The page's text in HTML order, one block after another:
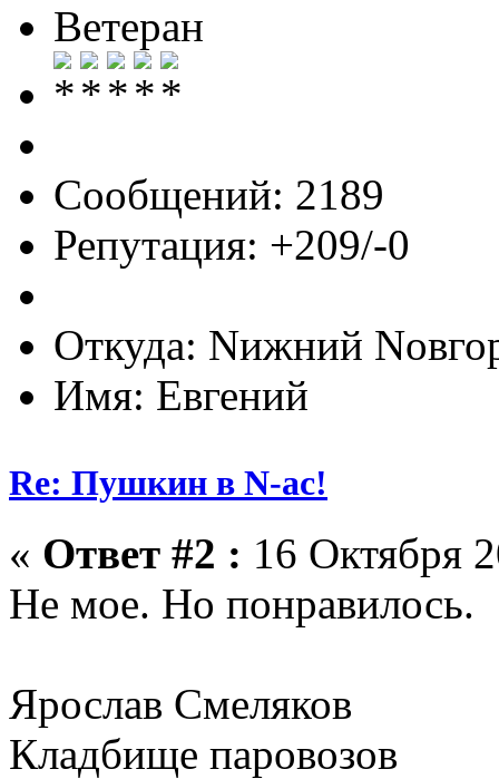
Ветеран
Сообщений: 2189
Репутация: +209/-0
Откуда: Nижний
Имя: Евгений
Re: Пушкин в N-ас!
« Ответ #2 : 16 Октября
Не мое. Но понравилось.
Ярослав Смеляков
Кладбище паровозов